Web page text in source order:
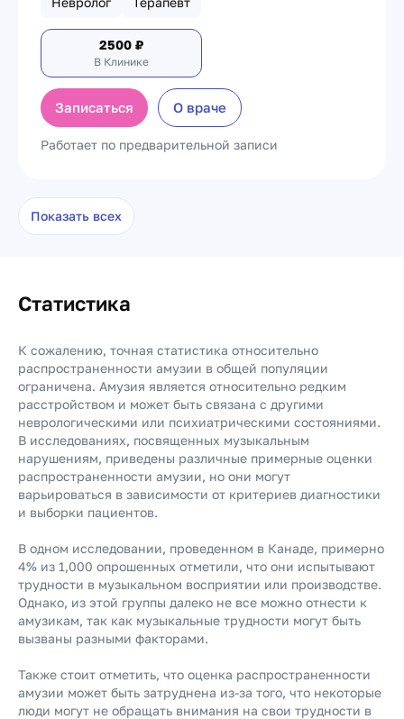
2500 ₽
В Клинике
Записаться О враче
Работает по предварительной записи
Показать всех
Статистика
К сожалению, точная статистика относительно
распространенности амузии в общей популяции
ограничена. Амузия является относительно редким
расстройством и может быть связана с другими
неврологическими или психиатрическими состояниями.
В исследованиях, посвященных музыкальным
нарушениям, приведены различные примерные оценки
распространенности амузии, но они могут
варьироваться в зависимости от критериев диагностики
и выборки пациентов.
В одном исследовании, проведенном в Канаде, примерно
4% из 1,000 опрошенных отметили, что они испытывают
трудности в музыкальном восприятии или производстве.
Однако, из этой группы далеко не все можно отнести к
амузикам, так как музыкальные трудности могут быть
вызваны разными факторами.
Также стоит отметить, что оценка распространенности
амузии может быть затруднена из-за того, что некоторые
люди могут не обращать внимания на свои трудности в